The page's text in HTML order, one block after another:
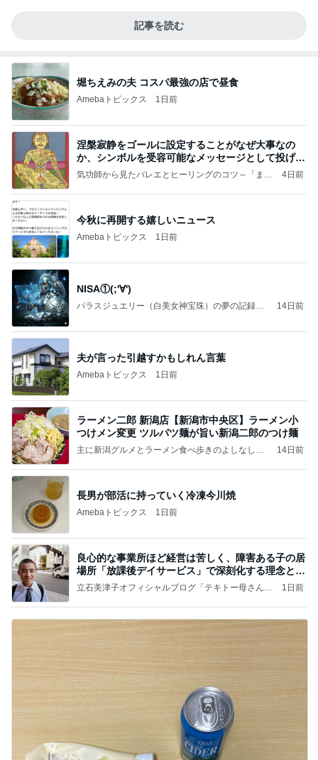
記事を読む
堀ちえみの夫 コスパ最強の店で昼食
Amebaトピックス 1日前
涅槃寂静をゴールに設定することがなぜ大事なの
か、シンボルを受容可能なメッセージとして投げる
ことが
気功師から見たバレエとヒーリングのコツ～「まと
4日前
今秋に再開する嬉しいニュース
Amebaトピックス 1日前
NISA①(;'∀')
パラスジュエリー（白美女神宝珠）の夢の記録
14日前
夫が言った引越すかもしれん言葉
Amebaトピックス 1日前
ラーメン二郎 新潟店【新潟市中央区】ラーメン小
つけメン変更 ツルパツ麺が旨い新潟二郎のつけ麺
主に新潟グルメとラーメン食べ歩きのよしなしご
14日前
長男が部活に持っていく冷凍今川焼
Amebaトピックス 1日前
良心的な事業所ほど経営は苦しく、障害ある子の居
場所「放課後デイサービス」で深刻化する理念と現
実の
立石美津子オフィシャルブログ「テキトー母さんの
1日前